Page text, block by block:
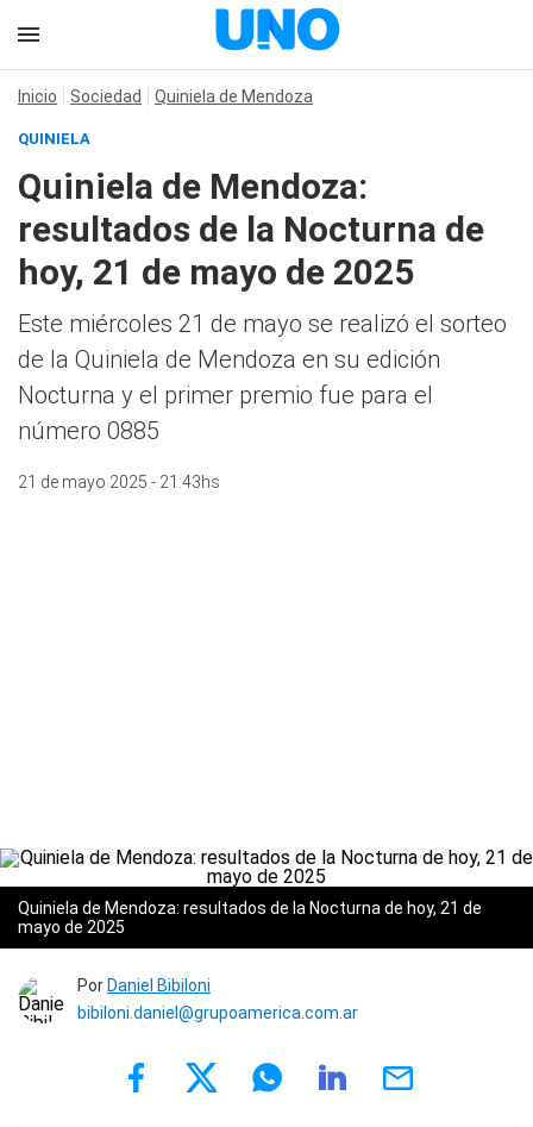
Inicio Sociedad Quiniela de Mendoza
QUINIELA
Quiniela de Mendoza:
resultados de la Nocturna de
hoy, 21 de mayo de 2025
Este miércoles 21 de mayo se realizó el sorteo
de la Quiniela de Mendoza en su edición
Nocturna y el primer premio fue para el
número 0885
21 de mayo 2025 - 21:43hs
Quiniela de Mendoza: resultados de la Nocturna de hoy, 21 de
mayo de 2025
Por Daniel Bibiloni
bibiloni.daniel@grupoamerica.com.ar